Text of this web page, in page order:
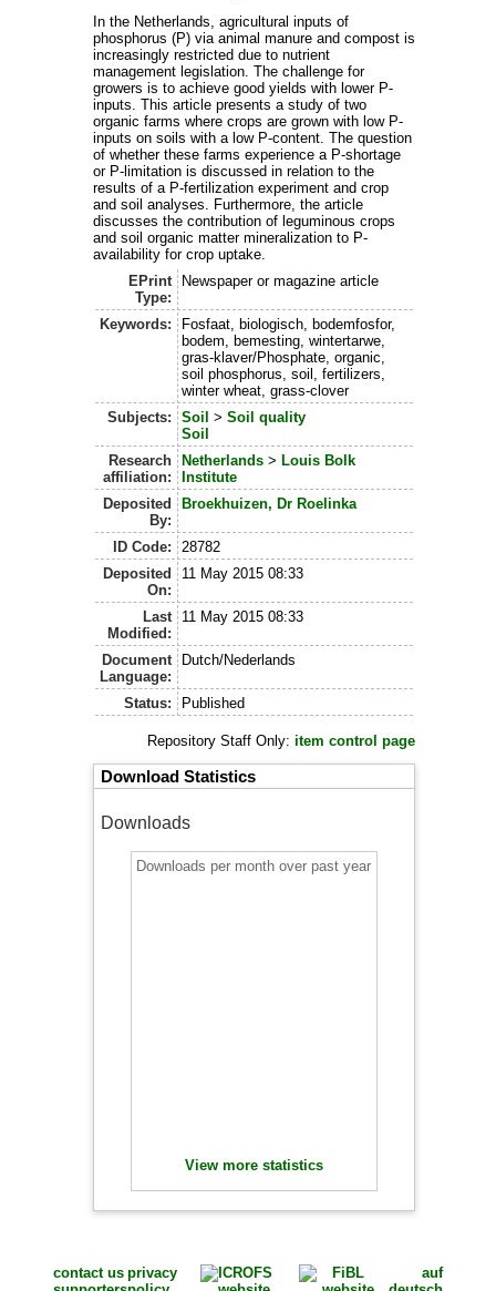
In the Netherlands, agricultural inputs of
phosphorus (P) via animal manure and compost is
increasingly restricted due to nutrient
management legislation. The challenge for
growers is to achieve good yields with lower P-
inputs. This article presents a study of two
organic farms where crops are grown with low P-
inputs on soils with a low P-content. The question
of whether these farms experience a P-shortage
or P-limitation is discussed in relation to the
results of a P-fertilization experiment and crop
and soil analyses. Furthermore, the article
discusses the contribution of leguminous crops
and soil organic matter mineralization to P-
availability for crop uptake.
EPrint
Type:
Newspaper or magazine article
Keywords:
Fosfaat, biologisch, bodemfosfor,
bodem, bemesting, wintertarwe,
gras-klaver/Phosphate, organic,
soil phosphorus, soil, fertilizers,
winter wheat, grass-clover
Subjects:
Soil >Soil quality
Soil
Research
affiliation:
Netherlands >Louis Bolk
Institute
Deposited
By:
Broekhuizen, Dr Roelinka
ID Code:
28782
Deposited
On:
11 May 2015 08:33
Last
Modified:
11 May 2015 08:33
Document
Language:
Dutch/Nederlands
Status: Published
Repository Staff Only: item control page
Download Statistics
Downloads
Downloads per month over past year
View more statistics
contact us privacy
auf